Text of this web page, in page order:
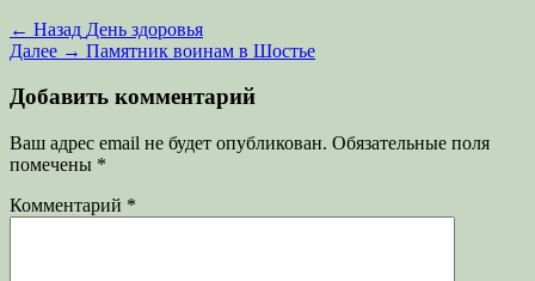
Навигация
по
записям
← Назад Предыдущая
запись:
День здоровья
Далее → Следующая
Памятник воинам в Шостье
Добавить комментарий
Ваш адрес email не будет опубликован. Обязательные поля
помечены *
Комментарий *